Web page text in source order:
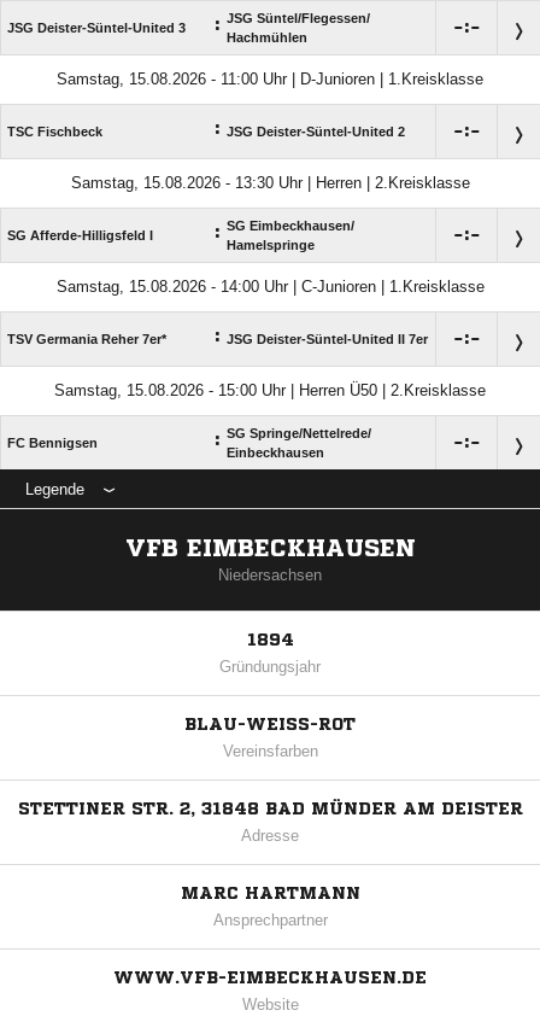
JSG Deister-Süntel-United 3 : JSG Süntel/​Flegessen/​
Hachmühlen
:
Samstag, 15.08.2026 - 11:00 Uhr | D-Junioren | 1.Kreisklasse
TSC Fischbeck : JSG Deister-Süntel-United 2 :
Samstag, 15.08.2026 - 13:30 Uhr | Herren | 2.Kreisklasse
SG Afferde-Hilligsfeld I : SG Eimbeckhausen/​
Hamelspringe
:
Samstag, 15.08.2026 - 14:00 Uhr | C-Junioren | 1.Kreisklasse
TSV Germania Reher 7er* : JSG Deister-Süntel-United II 7er :
Samstag, 15.08.2026 - 15:00 Uhr | Herren Ü50 | 2.Kreisklasse
FC Bennigsen : SG Springe/​Nettelrede/​
Einbeckhausen
:
Legende
VFB EIMBECKHAUSEN
Niedersachsen
1894
Gründungsjahr
BLAU-WEISS-ROT
Vereinsfarben
STETTINER STR. 2, 31848 BAD MÜNDER AM DEISTER
Adresse
MARC HARTMANN
Ansprechpartner
WWW.VFB-EIMBECKHAUSEN.DE
Website